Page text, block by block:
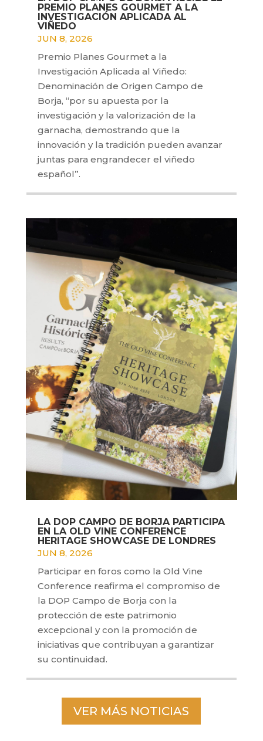
PREMIO PLANES GOURMET A LA
INVESTIGACIÓN APLICADA AL
VIÑEDO
JUN 8, 2026
Premio Planes Gourmet a la
Investigación Aplicada al Viñedo:
Denominación de Origen Campo de
Borja, “por su apuesta por la
investigación y la valorización de la
garnacha, demostrando que la
innovación y la tradición pueden avanzar
juntas para engrandecer el viñedo
español”.
LA DOP CAMPO DE BORJA PARTICIPA
EN LA OLD VINE CONFERENCE
HERITAGE SHOWCASE DE LONDRES
JUN 8, 2026
Participar en foros como la Old Vine
Conference reafirma el compromiso de
la DOP Campo de Borja con la
protección de este patrimonio
excepcional y con la promoción de
iniciativas que contribuyan a garantizar
su continuidad.
VER MÁS NOTICIAS